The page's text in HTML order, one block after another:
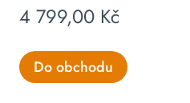
4 799,00 Kč
Do obchodu